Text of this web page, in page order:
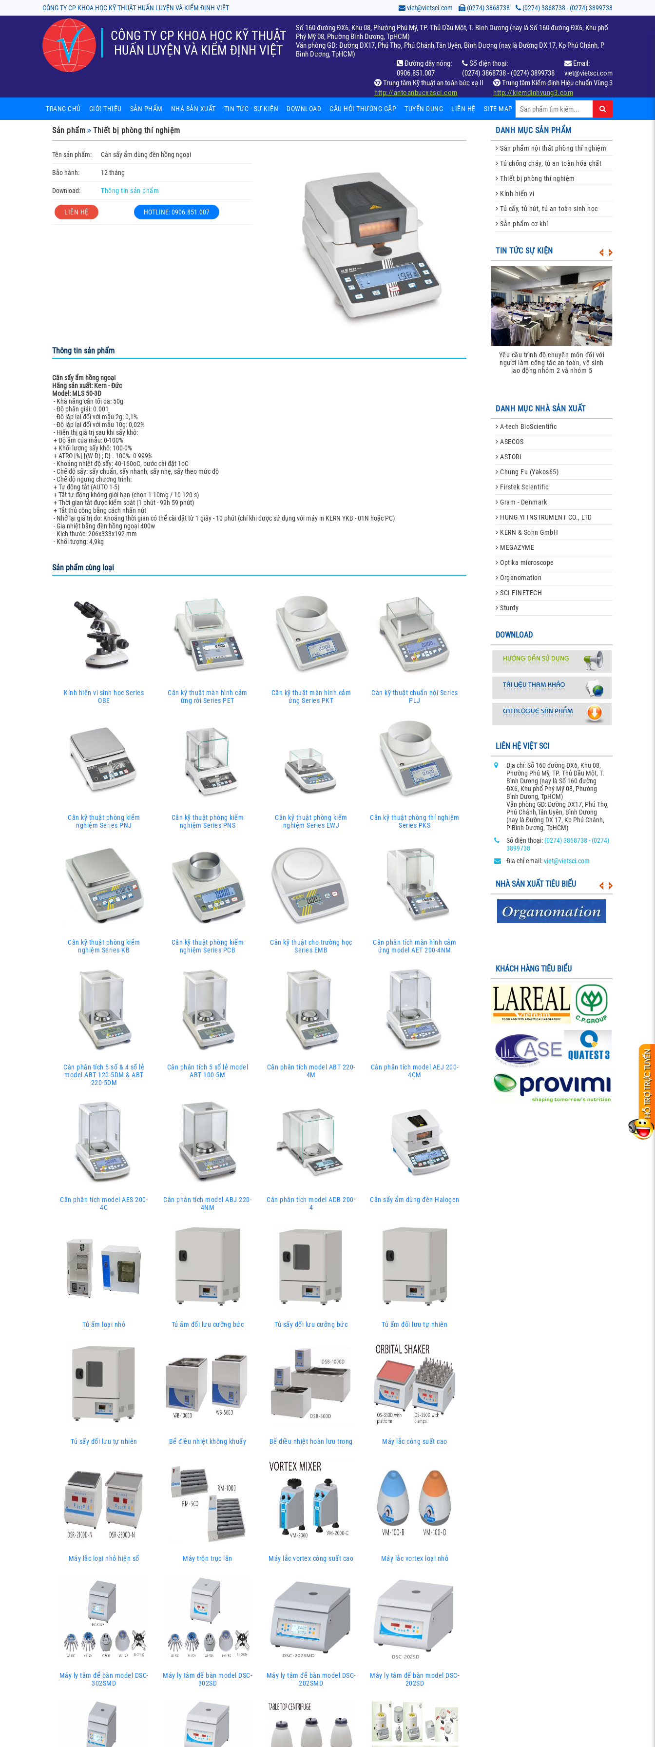
CÔNG TY CP KHOA HỌC KỸ THUẬT HUẤN LUYỆN VÀ KIỂM ĐỊNH VIỆT (0274) 3868738 - (0274) 3899738
(0274) 3868738
viet@vietsci.com
CÔNG TY CP KHOA HỌC KỸ THUẬT
HUẤN LUYỆN VÀ KIỂM ĐỊNH VIỆT
Số 160 đường ĐX6, Khu 08, Phường Phú Mỹ, TP. Thủ Dầu Một, T. Bình Dương (nay là Số 160 đường ĐX6, Khu phố
Phý Mỹ 08, Phường Bình Dương, TpHCM)
Văn phòng GD: Đường DX17, Phú Thọ, Phú Chánh,Tân Uyên, Bình Dương (nay là Đường DX 17, Kp Phú Chánh, P
Bình Dương, TpHCM)
Email:
viet@vietsci.com
Số điện thoại:
(0274) 3868738 - (0274) 3899738
Đường dây nóng:
0906.851.007
Trung tâm Kiểm định Hiệu chuẩn Vùng 3
http://kiemdinhvung3.com
Trung tâm Kỹ thuật an toàn bức xạ II
http://antoanbucxasci.com
TRANG CHỦ GIỚI THIỆU SẢN PHẨM
Sản phẩm nội thất phòng thí nghiệm
Sản phẩm cơ khí
NHÀ SẢN XUẤT
A-tech BioScientific
Gram - Denmark
TIN TỨC - SỰ KIỆN DOWNLOAD CÂU HỎI THƯỜNG GẶP TUYỂN DỤNG LIÊN HỆ SITE MAP
Sản phẩm Thiết bị phòng thí nghiệm
Tên sản phẩm: Cân sấy ẩm dùng đèn hồng ngoại
Bảo hành: 12 tháng
Download: Thông tin sản phẩm
LIÊN HỆ HOTLINE: 0906.851.007
Thông tin sản phẩm
Cân sấy ẩm hồng ngoại
Hãng sản xuất: Kern - Đức
Model: MLS 50-3D
- Khả năng cân tối đa: 50g
- Độ phân giải: 0.001
- Độ lặp lại đối với mẫu 2g: 0,1%
- Độ lặp lại đối với mẫu 10g: 0,02%
- Hiển thị giá trị sau khi sấy khô:
+ Độ ẩm của mẫu: 0-100%
+ Khối lượng sấy khô: 100-0%
+ ATRO [%] [(W-D) ; D] . 100%: 0-999%
- Khoảng nhiệt độ sấy: 40-160oC, bước cài đặt 1oC
- Chế độ sấy: sấy chuẩn, sấy nhanh, sấy nhẹ, sấy theo mức độ
- Chế độ ngưng chương trình:
+ Tự động tắt (AUTO 1-5)
+ Tắt tự động không giới hạn (chọn 1-10mg / 10-120 s)
+ Thời gian tắt được kiểm soát (1 phút - 99h 59 phút)
+ Tắt thủ công bằng cách nhấn nút
- Nhớ lại giá trị đo: Khoảng thời gian có thể cài đặt từ 1 giây - 10 phút (chỉ khi được sử dụng với máy in KERN YKB - 01N hoặc PC)
- Gia nhiệt bằng đèn hồng ngoại 400w
- Kích thước: 206x333x192 mm
- Khối tượng: 4,9kg
Sản phẩm cùng loại
Kính hiển vi sinh học Series
OBE
Cân kỹ thuật màn hình cảm
ứng rời Series PET
Cân kỹ thuật màn hình cảm
ứng Series PKT
Cân kỹ thuật chuẩn nội Series
PLJ
Cân kỹ thuật phòng kiểm
nghiệm Series PNJ
Cân kỹ thuật phòng kiểm
nghiệm Series PNS
Cân kỹ thuật phòng kiểm
nghiệm Series EWJ
Cân kỹ thuật phòng thí nghiệm
Series PKS
Cân kỹ thuật phòng kiểm
nghiệm Series KB
Cân kỹ thuật phòng kiểm
nghiệm Series PCB
Cân kỹ thuật cho trường học
Series EMB
Cân phân tích màn hình cảm
ứng model AET 200-4NM
Cân phân tích 5 số & 4 số lẻ
model ABT 120-5DM & ABT
220-5DM
Cân phân tích 5 số lẻ model
ABT 100-5M
Cân phân tích model ABT 220-
4M
Cân phân tích model AEJ 200-
4CM
Cân phân tích model AES 200-
4C
Cân phân tích model ABJ 220-
4NM
Cân phân tích model ADB 200-
4
Cân sấy ẩm dùng đèn Halogen
Tủ ấm loại nhỏ Tủ ấm đối lưu cưỡng bức Tủ sấy đối lưu cưỡng bức Tủ ấm đối lưu tự nhiên
Tủ sấy đối lưu tự nhiên Bể điều nhiệt không khuấy Bể điều nhiệt hoàn lưu trong Máy lắc công suất cao
Máy lắc loại nhỏ hiện số Máy trộn trục lăn Máy lắc vortex công suất cao Máy lắc vortex loại nhỏ
Máy ly tâm để bàn model DSC-
302SMD
Máy ly tâm để bàn model DSC-
302SD
Máy ly tâm để bàn model DSC-
202SMD
Máy ly tâm để bàn model DSC-
202SD
DANH MỤC SẢN PHẨM
Sản phẩm nội thất phòng thí nghiệm
Tủ chống cháy, tủ an toàn hóa chất
Thiết bị phòng thí nghiệm
Kính hiển vi
Tủ cấy, tủ hút, tủ an toàn sinh học
Sản phẩm cơ khí
TIN TỨC SỰ KIỆN
Yêu cầu trình độ chuyên môn đối với
người làm công tác an toàn, vệ sinh
lao động nhóm 2 và nhóm 5
Đào tạo an toàn bức
DANH MỤC NHÀ SẢN XUẤT
A-tech BioScientific
ASECOS
ASTORI
Chung Fu (Yakos65)
Firstek Scientific
Gram - Denmark
HUNG YI INSTRUMENT CO., LTD
KERN & Sohn GmbH
MEGAZYME
Optika microscope
Organomation
SCI FINETECH
Sturdy
DOWNLOAD
LIÊN HỆ VIỆT SCI
Địa chỉ: Số 160 đường ĐX6, Khu 08,
Phường Phú Mỹ, TP. Thủ Dầu Một, T.
Bình Dương (nay là Số 160 đường
ĐX6, Khu phố Phý Mỹ 08, Phường
Bình Dương, TpHCM)
Văn phòng GD: Đường DX17, Phú Thọ,
Phú Chánh,Tân Uyên, Bình Dương
(nay là Đường DX 17, Kp Phú Chánh,
P Bình Dương, TpHCM)
Số điện thoại: (0274) 3868738 - (0274)
3899738
Địa chỉ email:viet@vietsci.com
NHÀ SẢN XUẤT TIÊU BIỂU
KHÁCH HÀNG TIÊU BIỂU